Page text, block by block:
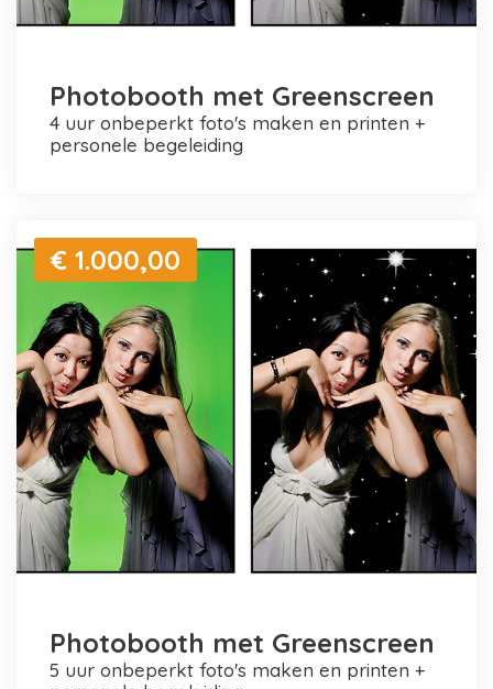
Photobooth met Greenscreen
4 uur onbeperkt foto's maken en printen +
personele begeleiding
€ 1.000,00
Photobooth met Greenscreen
5 uur onbeperkt foto's maken en printen +